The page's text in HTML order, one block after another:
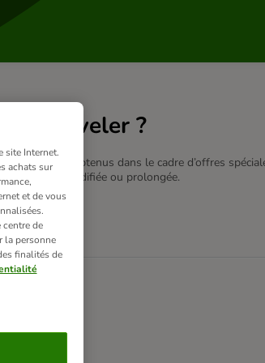
renouveler ?
zooPoints obtenus dans le cadre d’offres
pas être modifiée ou prolongée.
».
de détails.
site Internet.
achats sur
et de vous
de
la personne
finalités de